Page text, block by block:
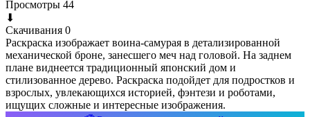
Просмотры 44
⬇
Скачивания 0
Раскраска изображает воина-самурая в детализированной
механической броне, занесшего меч над головой. На заднем
плане виднеется традиционный японский дом и
стилизованное дерево. Раскраска подойдет для подростков и
взрослых, увлекающихся историей, фэнтези и роботами,
ищущих сложные и интересные изображения.